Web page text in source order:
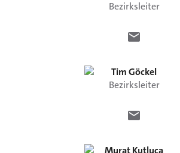
Bezirksleiter
TimGöckel
Bezirksleiter
MuratKutluca